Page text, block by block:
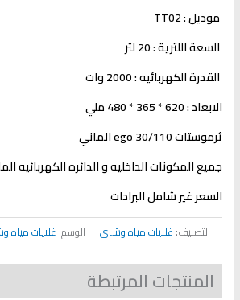
موديل :TT02
السعة اللترية:20 لتر
القدرة الكهربائيه : 2000 وات
الابعاد : 620 * 365 * 480 ملي
ثرموستات 30/110
egoالماني
جميع المكونات الداخليه و الدائره الكهربائيه
السعر غير شامل البرادات
التصنيف: غلايات مياه وشاى الوسم: غلايات مياه
المنتجات المرتبطة